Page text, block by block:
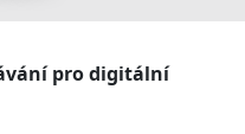
pro digitální